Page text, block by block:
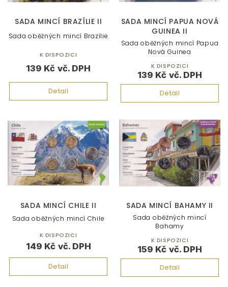
u
SADA MINCÍ BRAZÍLIE II
139 Kč
Detail
Sada oběžných mincí Brazílie
K DISPOZICI
SADA MINCÍ PAPUA NOVÁ
GUINEA II
139 Kč
Detail
Sada oběžných mincí Papua
Nová Guinea
K DISPOZICI
SADA MINCÍ CHILE II
149 Kč
Detail
Sada oběžných mincí Chile
K DISPOZICI
SADA MINCÍ BAHAMY II
159 Kč
Detail
Sada oběžných mincí
Bahamy
K DISPOZICI